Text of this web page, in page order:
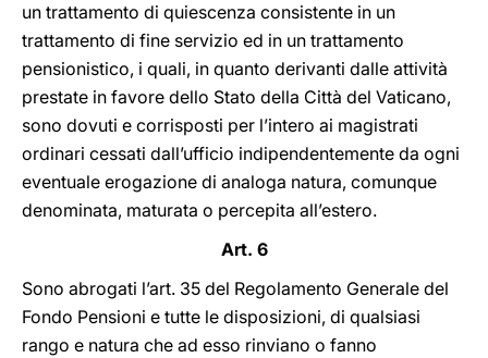
un trattamento di quiescenza consistente in un
trattamento di fine servizio ed in un trattamento
pensionistico, i quali, in quanto derivanti dalle attività
prestate in favore dello Stato della Città del Vaticano,
sono dovuti e corrisposti per l’intero ai magistrati
ordinari cessati dall’ufficio indipendentemente da ogni
eventuale erogazione di analoga natura, comunque
denominata, maturata o percepita all’estero.
Art. 6
Sono abrogati l’art. 35 del Regolamento Generale del
Fondo Pensioni e tutte le disposizioni, di qualsiasi
rango e natura che ad esso rinviano o fanno